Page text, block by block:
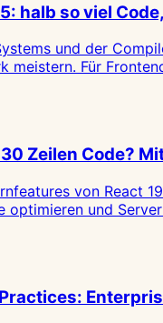
halb so viel
und der
meistern. Für
Zeilen Code?
von React
optimieren und